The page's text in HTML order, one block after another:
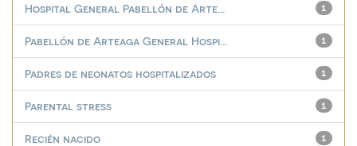
1
Hospital General Pabellón de Arte...
1
Pabellón de Arteaga General Hospi...
1
Padres de neonatos hospitalizados
1
Parental stress
1
Recién nacido